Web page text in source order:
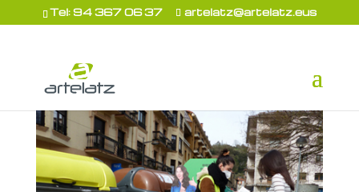
Tel: 94 367 06 37 artelatz@artelatz.eus